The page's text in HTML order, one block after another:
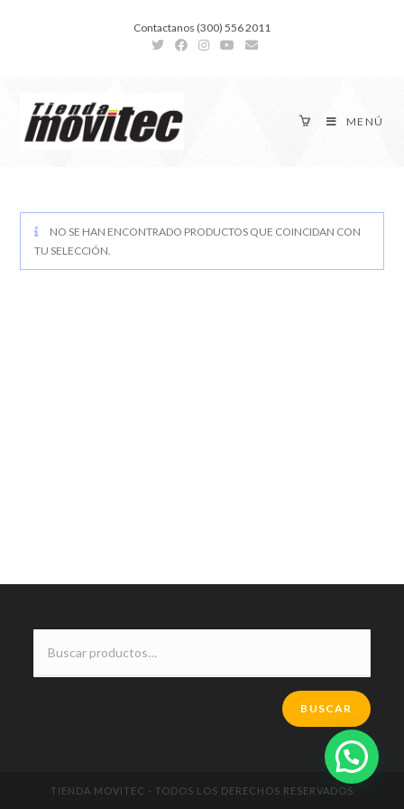
Contactanos (300) 556 2011
MENÚ
NO SE HAN ENCONTRADO PRODUCTOS QUE COINCIDAN CON
TU SELECCIÓN.
BUSCAR
TIENDA MOVITEC - TODOS LOS DERECHOS RESERVADOS